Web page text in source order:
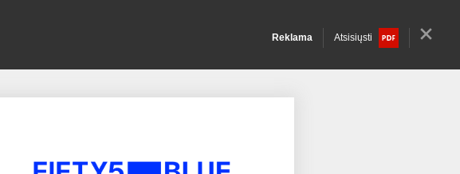
Reklama Atsisiųsti